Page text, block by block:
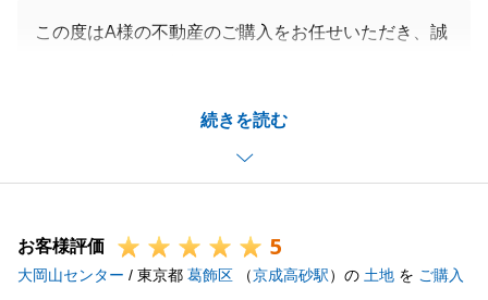
続きを読む
この度はA様の不動産のご購入をお任せいただき、誠
えることができました。
今後ともいつでもお気軽にご連絡下さい。
確定申告の時期がきましたら改めてご連絡させていた
新居でのご多幸を心よりお祈り申し上げます。
引き続き、よろしくお願い申し上げます。
お客様評価 5
大岡山センター / 東京都 葛飾区 （京成高砂駅）の 土地 を ご購入